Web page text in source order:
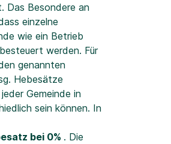
Das Besondere an
einzelne
wie ein Betrieb
werden. Für
genannten
Hebesätze
Gemeinde in
sein können. In
bei 0% . Die